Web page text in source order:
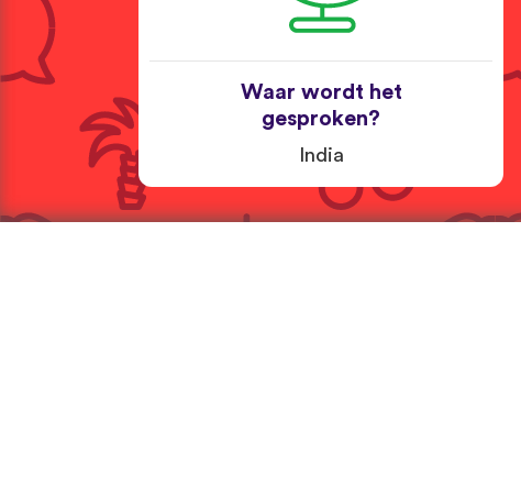
Waar wordt het
gesproken?
India